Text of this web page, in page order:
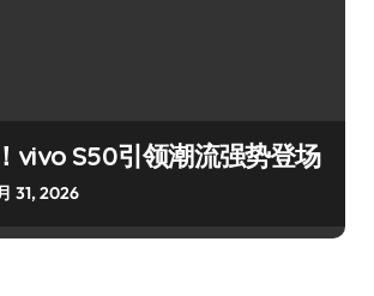
vivo S50引领潮流强势登场
31, 2026